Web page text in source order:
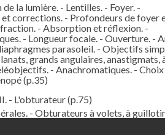
la lumière. - Lentilles. - Foyer. -
corrections. - Profondeurs de foyer
- Absorption et réflexion. -
- Longueur focale. - Ouverture. -
parasoleil. - Objectifs
grands angulaires, anastigmats,
- Anachromatiques. -
(p.35)
- L'obturateur(p.75)
- Obturateurs à volets, à